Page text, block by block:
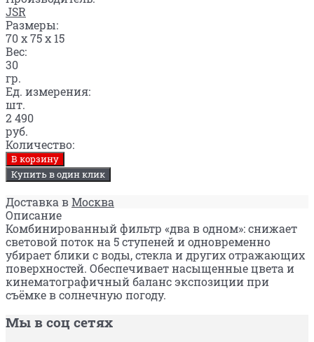
JSR
Размеры:
70 x 75 x 15
Вес:
30
гр.
Ед. измерения:
шт.
2 490
руб.
Количество:
В корзину
Купить в один клик
Доставка вМосква
Описание
Комбинированный фильтр «два в одном»: снижает
световой поток на 5 ступеней и одновременно
убирает блики с воды, стекла и других отражающих
поверхностей. Обеспечивает насыщенные цвета и
кинематографичный баланс экспозиции при
съёмке в солнечную погоду.
Мы в соц сетях